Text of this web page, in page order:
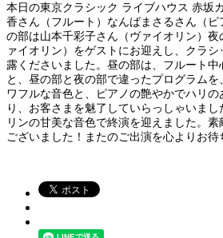
本日の東京クラシック ライブハウス 赤坂
香さん（フルート）なんばまさるさん（
の部は山本千彩子さん（ヴァイオリン）
ァイオリン）をゲストにお迎えし、クラ
露くださいました。昼の部は、フルート
と、昼の部と夜の部で違ったプログラム
ワフルな音色と、ピアノの艶やかでハリの
り、お客さまを魅了していらっしゃいま
リンの甘美な音色で終演を迎えました。
ございました！またのご出演を心よりお待